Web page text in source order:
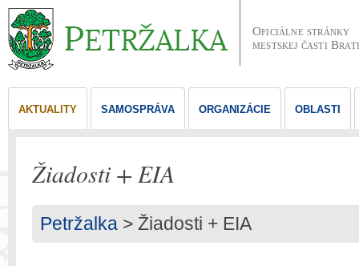
Oficiálne stránky
mestskej časti
AKTUALITY SAMOSPRÁVA ORGANIZÁCIE OBLASTI
Žiadosti + EIA
Petržalka > Žiadosti + EIA